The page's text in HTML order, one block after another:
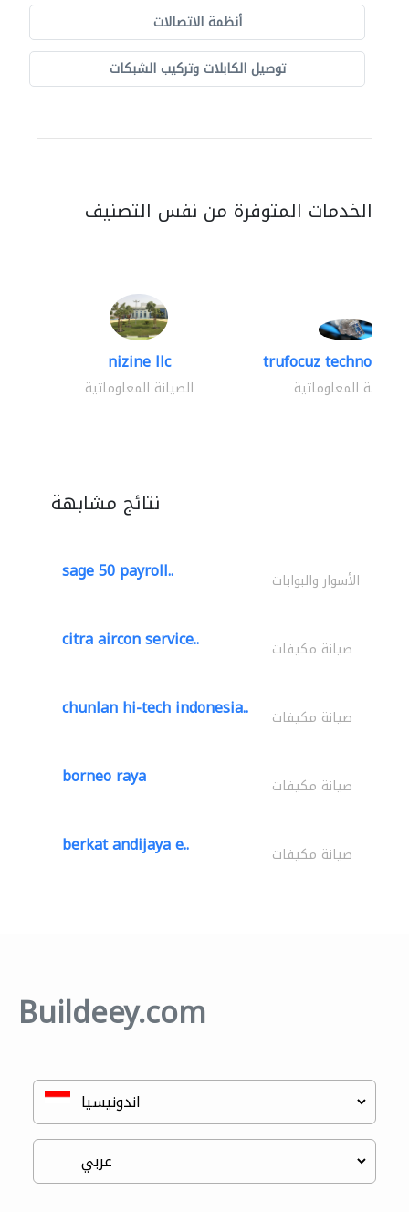
أنظمة الاتصالات
توصيل الكابلات وتركيب الشبكات
الخدمات المتوفرة من نفس التصنيف
nizine llc
الصيانة المعلوماتية
trufocuz
الصيانة المعلوماتية
نتائج مشابهة
sage 50 payroll.. الأسوار والبوابات
citra aircon service.. صيانة مكيفات
chunlan hi-tech indonesia.. صيانة مكيفات
borneo raya صيانة مكيفات
berkat andijaya e.. صيانة مكيفات
Buildeey.com